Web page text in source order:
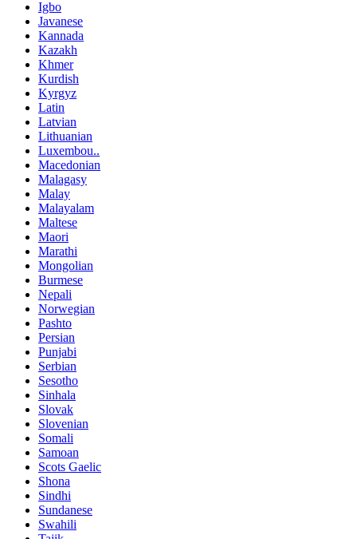
Igbo
Javanese
Kannada
Kazakh
Khmer
Kurdish
Kyrgyz
Latin
Latvian
Lithuanian
Luxembou..
Macedonian
Malagasy
Malay
Malayalam
Maltese
Maori
Marathi
Mongolian
Burmese
Nepali
Norwegian
Pashto
Persian
Punjabi
Serbian
Sesotho
Sinhala
Slovak
Slovenian
Somali
Samoan
Scots Gaelic
Shona
Sindhi
Sundanese
Swahili